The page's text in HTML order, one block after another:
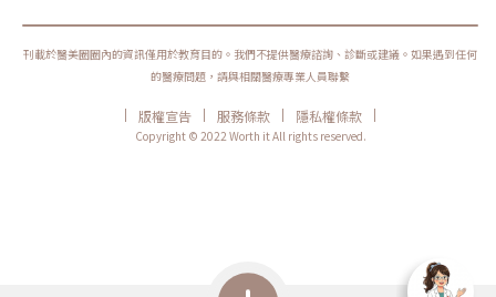
刊載於醫美圈圈內的資訊僅用於教育目的。我們不提供醫療諮詢、診斷或建議。如果遇到任何
的醫療問題，請與相關醫療專業人員聯繫
| 版權宣告 | 服務條款 | 隱私權條款
|
Copyright © 2022 Worth it All rights reserved.